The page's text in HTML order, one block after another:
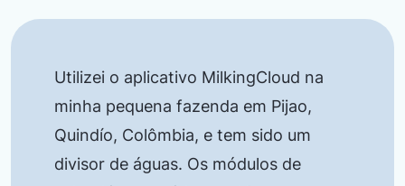
Utilizei o aplicativo MilkingCloud na
minha pequena fazenda em Pijao,
Quindío, Colômbia, e tem sido um
divisor de águas. Os módulos de